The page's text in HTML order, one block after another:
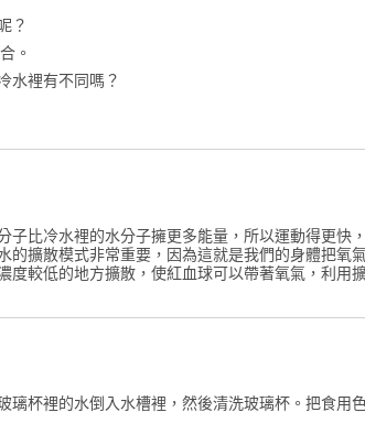
？
。
水裡有不同嗎？
比冷水裡的水分子擁更多能量，所以運動得更
擴散模式非常重要，因為這就是我們的身體把
較低的地方擴散，使紅血球可以帶著氧氣，利用
杯裡的水倒入水槽裡，然後清洗玻璃杯。把食用